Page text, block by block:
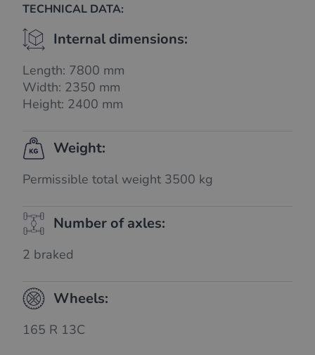
TECHNICAL DATA:
Internal dimensions:
Length: 7800 mm
Width: 2350 mm
Height: 2400 mm
Weight:
Permissible total weight 3500 kg
Number of axles:
2 braked
Wheels:
165 R 13C